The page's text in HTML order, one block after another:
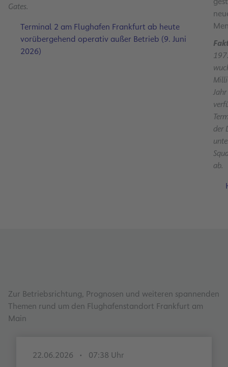
Gates.
Terminal 2 am Flughafen Frankfurt ab heute
vorübergehend operativ außer Betrieb (9. Juni
2026)
der
ab.
Zur Betriebsrichtung, Prognosen und weiteren spannenden
Themen rund um den Flughafenstandort Frankfurt am
Main
22.06.2026 07:38 Uhr